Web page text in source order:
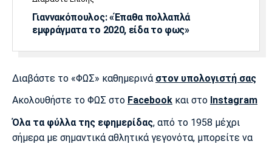
Γιαννακόπουλος: «Έπαθα πολλαπλά
εμφράγματα το 2020, είδα το φως»
Διαβάστε το «ΦΩΣ» καθημερινά στον υπολογιστή σας
Ακολουθήστε το ΦΩΣ στο Facebook και στο Instagram
Όλα τα φύλλα της εφημερίδας, από το 1958 μέχρι
σήμερα με σημαντικά αθλητικά γεγονότα, μπορείτε να